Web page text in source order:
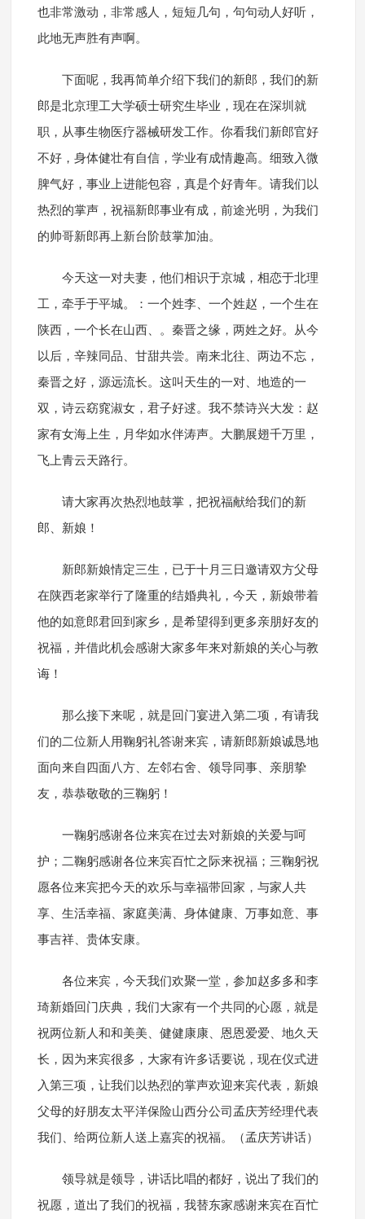
也非常激动，非常感人，短短几句，句句动人好听，
此地无声胜有声啊。
下面呢，我再简单介绍下我们的新郎，我们的新
郎是北京理工大学硕士研究生毕业，现在在深圳就
职，从事生物医疗器械研发工作。你看我们新郎官好
不好，身体健壮有自信，学业有成情趣高。细致入微
脾气好，事业上进能包容，真是个好青年。请我们以
热烈的掌声，祝福新郎事业有成，前途光明，为我们
的帅哥新郎再上新台阶鼓掌加油。
今天这一对夫妻，他们相识于京城，相恋于北理
工，牵手于平城。：一个姓李、一个姓赵，一个生在
陕西，一个长在山西、。秦晋之缘，两姓之好。从今
以后，辛辣同品、甘甜共尝。南来北往、两边不忘，
秦晋之好，源远流长。这叫天生的一对、地造的一
双，诗云窈窕淑女，君子好逑。我不禁诗兴大发：赵
家有女海上生，月华如水伴涛声。大鹏展翅千万里，
飞上青云天路行。
请大家再次热烈地鼓掌，把祝福献给我们的新
郎、新娘！
新郎新娘情定三生，已于十月三日邀请双方父母
在陕西老家举行了隆重的结婚典礼，今天，新娘带着
他的如意郎君回到家乡，是希望得到更多亲朋好友的
祝福，并借此机会感谢大家多年来对新娘的关心与教
诲！
那么接下来呢，就是回门宴进入第二项，有请我
们的二位新人用鞠躬礼答谢来宾，请新郎新娘诚恳地
面向来自四面八方、左邻右舍、领导同事、亲朋挚
友，恭恭敬敬的三鞠躬！
一鞠躬感谢各位来宾在过去对新娘的关爱与呵
护；二鞠躬感谢各位来宾百忙之际来祝福；三鞠躬祝
愿各位来宾把今天的欢乐与幸福带回家，与家人共
享、生活幸福、家庭美满、身体健康、万事如意、事
事吉祥、贵体安康。
各位来宾，今天我们欢聚一堂，参加赵多多和李
琦新婚回门庆典，我们大家有一个共同的心愿，就是
祝两位新人和和美美、健健康康、恩恩爱爱、地久天
长，因为来宾很多，大家有许多话要说，现在仪式进
入第三项，让我们以热烈的掌声欢迎来宾代表，新娘
父母的好朋友太平洋保险山西分公司孟庆芳经理代表
我们、给两位新人送上嘉宾的祝福。（孟庆芳讲话）
领导就是领导，讲话比唱的都好，说出了我们的
祝愿，道出了我们的祝福，我替东家感谢来宾在百忙